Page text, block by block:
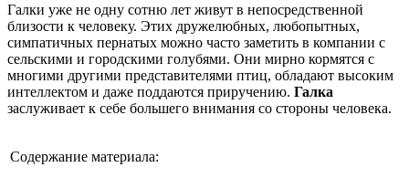
Галки уже не одну сотню лет живут в непосредственной
близости к человеку. Этих дружелюбных, любопытных,
симпатичных пернатых можно часто заметить в компании с
сельскими и городскими голубями. Они мирно кормятся с
многими другими представителями птиц, обладают высоким
интеллектом и даже поддаются приручению. Галка
заслуживает к себе большего внимания со стороны человека.
Содержание материала: